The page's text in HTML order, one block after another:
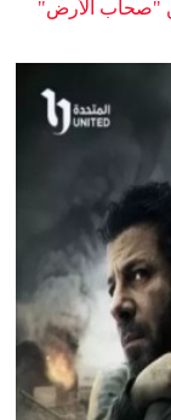
"صحاب الأرض"